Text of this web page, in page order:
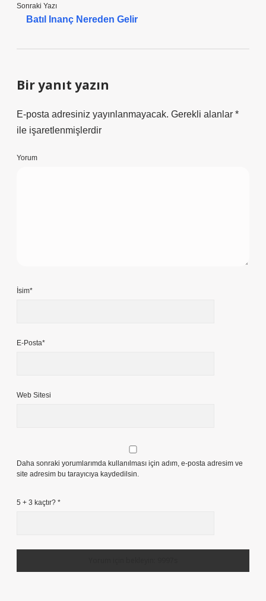
Sonraki Yazı
Batıl Inanç Nereden Gelir
Bir yanıt yazın
E-posta adresiniz yayınlanmayacak. Gerekli alanlar *
ile işaretlenmişlerdir
Yorum
İsim*
E-Posta*
Web Sitesi
Daha sonraki yorumlarımda kullanılması için adım, e-posta adresim ve
site adresim bu tarayıcıya kaydedilsin.
5 + 3 kaçtır? *